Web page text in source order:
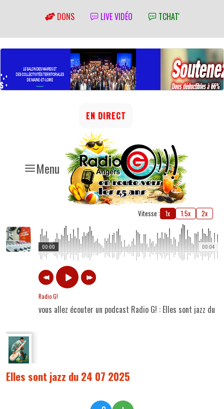
DONS LIVE VIDÉO TCHAT'
Menu
EN DIRECT
Vitesse : 1x 1.5x 2x
00:04
00:00
Radio G!
vous allez écouter un podcast Radio G! : Elles sont jazz du
Elles sont jazz du 24 07 2025